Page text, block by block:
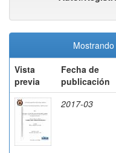
Vista
previa
Fecha de
publicación
2017-03